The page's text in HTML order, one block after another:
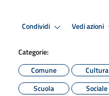
Condividi Vedi azioni
Categorie:
Comune
Cultura
Scuola
Sociale